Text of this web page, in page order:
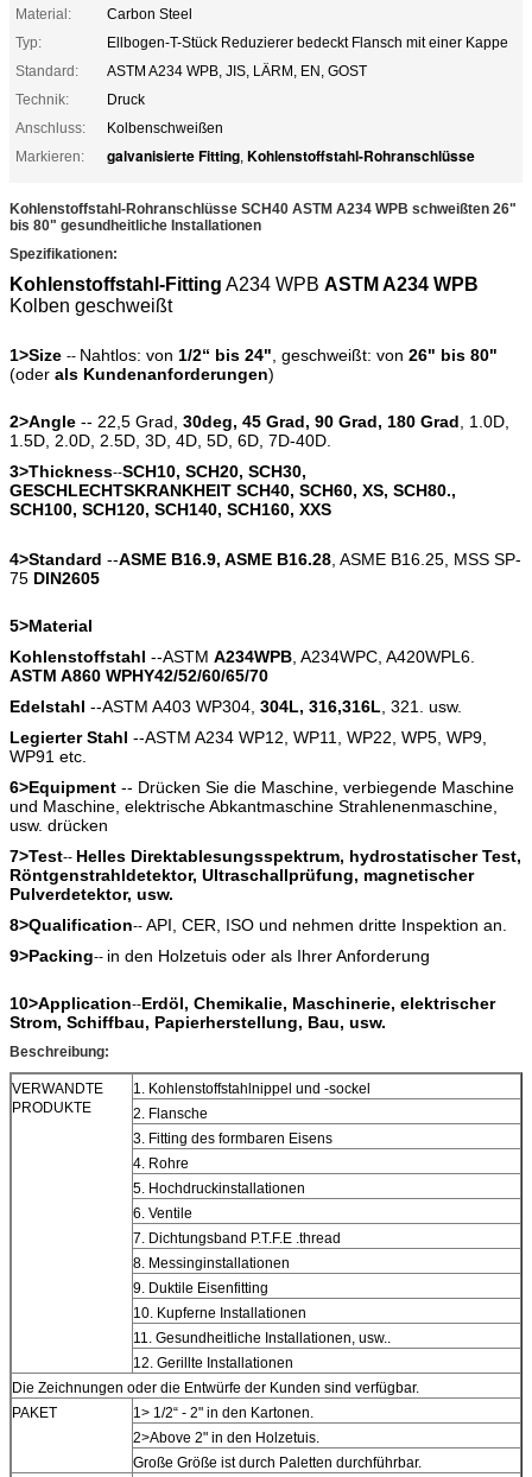
Material:
Carbon Steel
Typ:
Ellbogen-T-Stück Reduzierer bedeckt Flansch mit einer Kappe
Standard:
ASTM A234 WPB, JIS, LÄRM, EN, GOST
Technik:
Druck
Anschluss:
Kolbenschweißen
Markieren:
galvanisierte Fitting, Kohlenstoffstahl-Rohranschlüsse
Kohlenstoffstahl-Rohranschlüsse SCH40 ASTM A234 WPB schweißten 26"
bis 80" gesundheitliche Installationen
Spezifikationen:
Kohlenstoffstahl-Fitting A234 WPB ASTM A234 WPB
Kolben geschweißt
1>Size -- Nahtlos: von 1/2“ bis 24" , geschweißt: von 26" bis 80"
(oder als Kundenanforderungen)
2>Angle -- 22,5 Grad, 30deg, 45 Grad, 90 Grad, 180 Grad , 1.0D,
1.5D, 2.0D, 2.5D, 3D, 4D, 5D, 6D, 7D-40D.
3>Thickness--SCH10, SCH20, SCH30,
GESCHLECHTSKRANKHEIT SCH40, SCH60, XS, SCH80.,
SCH100, SCH120, SCH140, SCH160, XXS
4>Standard --ASME B16.9, ASME B16.28 , ASME B16.25, MSS SP-
75 DIN2605
5>Material
Kohlenstoffstahl --ASTM A234WPB , A234WPC, A420WPL6.
ASTM A860 WPHY42/52/60/65/70
Edelstahl --ASTM A403 WP304, 304L, 316,316L , 321. usw.
Legierter Stahl --ASTM A234 WP12, WP11, WP22, WP5, WP9,
WP91 etc.
6>Equipment -- Drücken Sie die Maschine, verbiegende Maschine
und Maschine, elektrische Abkantmaschine Strahlenenmaschine,
usw. drücken
7>Test-- Helles Direktablesungsspektrum, hydrostatischer Test,
Röntgenstrahldetektor, Ultraschallprüfung, magnetischer
Pulverdetektor, usw.
8>Qualification-- API, CER, ISO und nehmen dritte Inspektion an.
9>Packing-- in den Holzetuis oder als Ihrer Anforderung
10>Application--Erdöl, Chemikalie, Maschinerie, elektrischer
Strom, Schiffbau, Papierherstellung, Bau, usw.
Beschreibung:
VERWANDTE
PRODUKTE
1. Kohlenstoffstahlnippel und -sockel
2. Flansche
3. Fitting des formbaren Eisens
4. Rohre
5. Hochdruckinstallationen
6. Ventile
7. Dichtungsband P.T.F.E .thread
8. Messinginstallationen
9. Duktile Eisenfitting
10. Kupferne Installationen
11. Gesundheitliche Installationen, usw..
12. Gerillte Installationen
Die Zeichnungen oder die Entwürfe der Kunden sind verfügbar.
PAKET
1> 1/2“ - 2" in den Kartonen.
2>Above 2" in den Holzetuis.
Große Größe ist durch Paletten durchführbar.